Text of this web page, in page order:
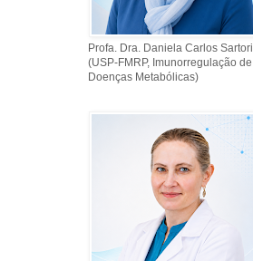
Profa. Dra. Daniela Carlos Sartori
(USP-FMRP, Imunorregulação de
Doenças Metabólicas)